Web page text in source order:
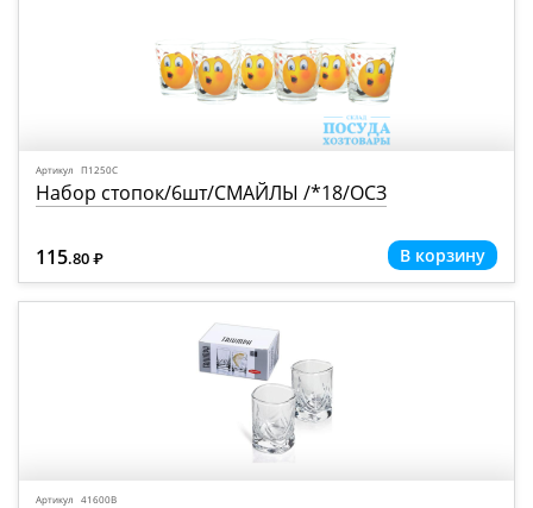
Артикул П1250С
Набор стопок/6шт/СМАЙЛЫ /*18/ОСЗ
115.80 Р
=
Артикул 41600В